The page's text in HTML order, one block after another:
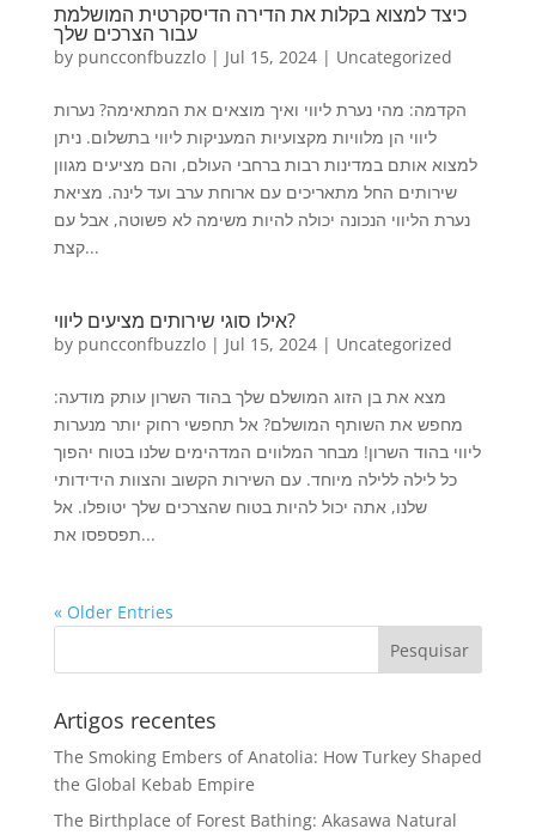
כיצד למצוא בקלות את הדירה הדיסקרטית המושלמת
עבור הצרכים שלך
by puncconfbuzzlo| Jul 15, 2024| Uncategorized
הקדמה: מהי נערת ליווי ואיך מוצאים את המתאימה? נערות
ליווי הן מלוויות מקצועיות המעניקות ליווי בתשלום. ניתן
למצוא אותם במדינות רבות ברחבי העולם, והם מציעים מגוון
שירותים החל מתאריכים עם ארוחת ערב ועד לינה. מציאת
נערת הליווי הנכונה יכולה להיות משימה לא פשוטה, אבל עם
קצת...
אילו סוגי שירותים מציעים ליווי?
by puncconfbuzzlo| Jul 15, 2024| Uncategorized
מצא את בן הזוג המושלם שלך בהוד השרון עותק מודעה:
מחפש את השותף המושלם? אל תחפשי רחוק יותר מנערות
ליווי בהוד השרון! מבחר המלווים המדהימים שלנו בטוח יהפוך
כל לילה ללילה מיוחד. עם השירות הקשוב והצוות הידידותי
שלנו, אתה יכול להיות בטוח שהצרכים שלך יטופלו. אל
תפספסו את...
« Older Entries
Artigos recentes
The Smoking Embers of Anatolia: How Turkey Shaped
the Global Kebab Empire
The Birthplace of Forest Bathing: Akasawa Natural